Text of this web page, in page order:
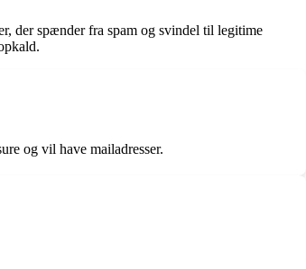
der spænder fra spam og svindel til legitime
og vil have mailadresser.